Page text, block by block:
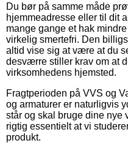
Du bør på samme måde
hjemmeadresse eller til dit
mange gange et hak
virkelig smertefri. Den
altid vise sig at være at du
desværre stiller krav om at
virksomhedens hjemsted.
Fragtperioden på VVS og
og armaturer er naturligvis
står og skal bruge dine nye
rigtig essentielt at vi
produkt.